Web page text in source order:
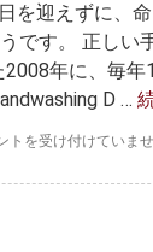
胸腹
大動
を迎えずに、
です。 正しい
年に、毎
D …
トを受け付けていませ